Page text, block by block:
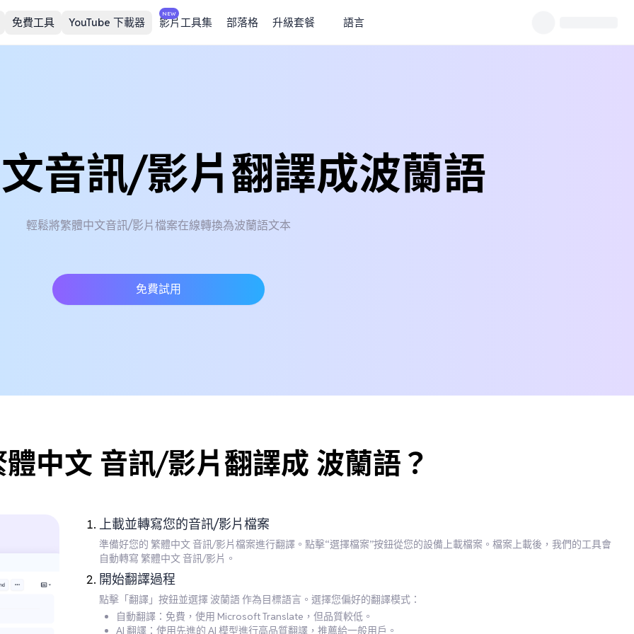
免費工具 YouTube 下載器
NEW
影片工具集 部落格 升級套餐 語言
音訊/影片翻譯成波蘭語
輕鬆將繁體中文音訊/影片檔案在線轉換為波蘭語文本
免費試用
中文 音訊/影片翻譯成 波蘭語？
上載並轉寫您的音訊/影片檔案
準備好您的 繁體中文 音訊/影片檔案進行翻譯。點擊“選擇檔案”按鈕從您的設備上載檔案。檔案上載後，我們的工具會
自動轉寫 繁體中文 音訊/影片。
開始翻譯過程
點擊「翻譯」按鈕並選擇 波蘭語 作為目標語言。選擇您偏好的翻譯模式：
自動翻譯：免費，使用 Microsoft Translate，但品質較低。
AI 翻譯：使用先進的 AI 模型進行高品質翻譯，推薦給一般用戶。